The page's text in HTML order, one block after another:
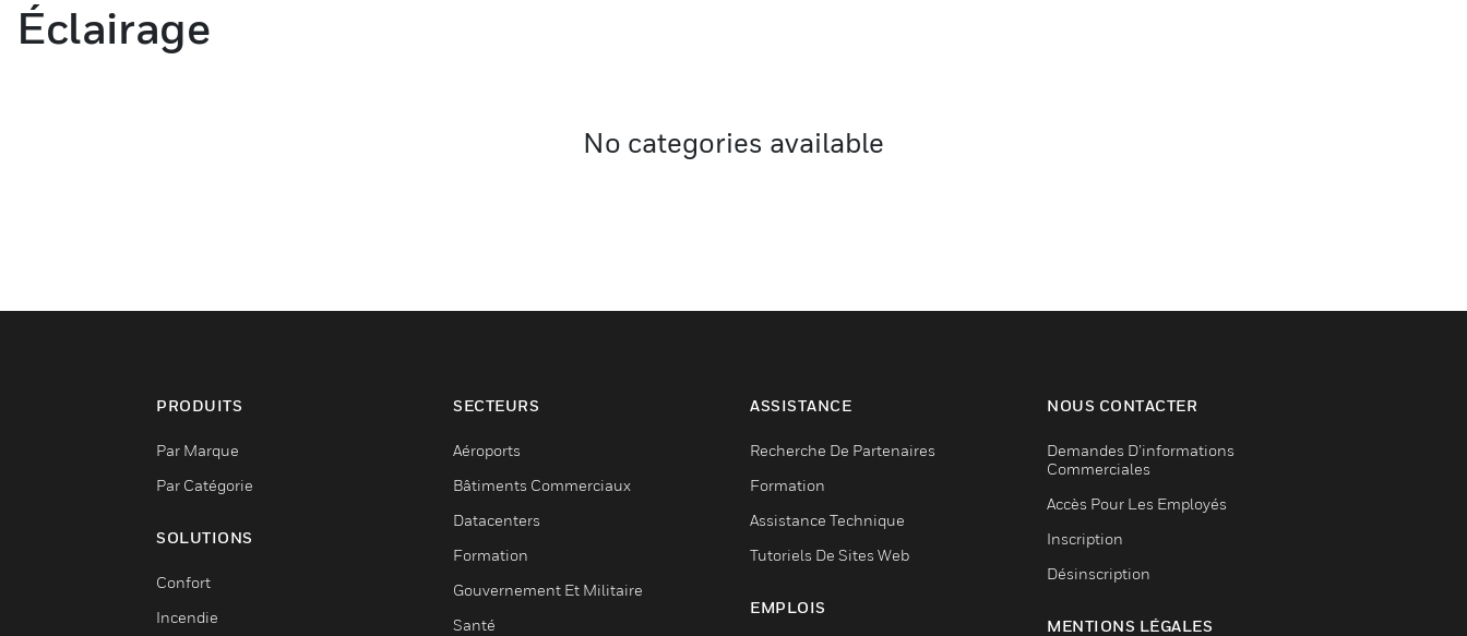
Éclairage
No categories available
PRODUITS
Par Marque
Par Catégorie
SOLUTIONS
Confort
Incendie
SECTEURS
Aéroports
Bâtiments Commerciaux
Datacenters
Formation
Gouvernement Et Militaire
Santé
ASSISTANCE
Recherche De Partenaires
Formation
Assistance Technique
Tutoriels De Sites Web
EMPLOIS
NOUS CONTACTER
Demandes D’informations
Commerciales
Accès Pour Les Employés
Inscription
Désinscription
MENTIONS LÉGALES